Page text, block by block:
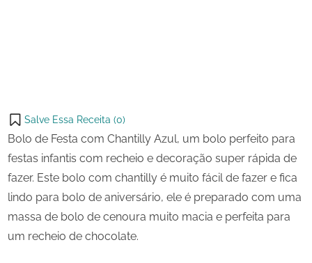
on
X
Salve Essa Receita (0)
Bolo de Festa com Chantilly Azul, um bolo perfeito para
festas infantis com recheio e decoração super rápida de
fazer. Este bolo com chantilly é muito fácil de fazer e fica
lindo para bolo de aniversário, ele é preparado com uma
massa de bolo de cenoura muito macia e perfeita para
um recheio de chocolate.